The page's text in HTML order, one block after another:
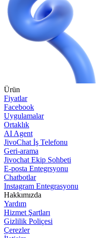
Ürün
Fiyatlar
Facebook
Uygulamalar
Ortaklık
AI Agent
JivoChat İş Telefonu
Geri-arama
Jivochat Ekip Sohbeti
E-posta Entegrsyonu
Chatbotlar
Instagram Entegrasyonu
Hakkımızda
Yardım
Hizmet Şartları
Gizlilik Poliçesi
Çerezler